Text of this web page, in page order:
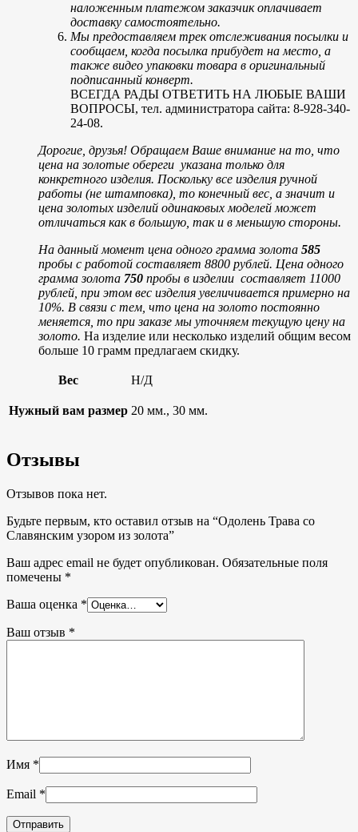
наложенным платежом заказчик оплачивает
доставку самостоятельно.
Мы предоставляем трек отслеживания посылки и
сообщаем, когда посылка прибудет на место, а
также видео упаковки товара в оригинальный
подписанный конверт.
ВСЕГДА РАДЫ ОТВЕТИТЬ НА ЛЮБЫЕ ВАШИ
ВОПРОСЫ, тел. администратора сайта: 8-928-340-
24-08.
Дорогие, друзья! Обращаем Ваше внимание на то, что
цена на золотые обереги указана только для
конкретного изделия. Поскольку все изделия ручной
работы (не штамповка), то конечный вес, а значит и
цена золотых изделий одинаковых моделей может
отличаться как в большую, так и в меньшую стороны.
На данный момент цена одного грамма золота 585
пробы с работой составляет 8800 рублей. Цена одного
грамма золота 750 пробы в изделии составляет 11000
рублей, при этом вес изделия увеличивается примерно на
10%. В связи с тем, что цена на золото постоянно
меняется, то при заказе мы уточняем текущую цену на
золото. На изделие или несколько изделий общим весом
больше 10 грамм предлагаем скидку.
Вес Н/Д
Нужный вам размер 20 мм., 30 мм.
Отзывы
Отзывов пока нет.
Будьте первым, кто оставил отзыв на “Одолень Трава со
Славянским узором из золота”
Ваш адрес email не будет опубликован. Обязательные поля
помечены *
Ваша оценка *
Ваш отзыв *
Имя *
Email *